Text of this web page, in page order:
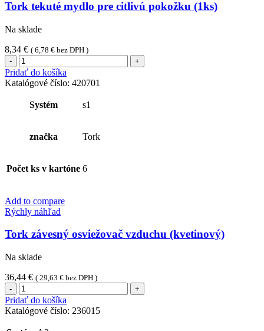
Tork tekuté mydlo pre citlivú pokožku (1ks)
Na sklade
8,34 € ( 6,78 € bez DPH )
množstvo
Tork
tekuté
mydlo
citlivú
(1ks)
Pridať do košíka
Katalógové číslo: 420701
Systém s1
značka Tork
Počet ks v kartóne 6
Add to compare
Rýchly náhľad
Tork závesný osviežovač vzduchu (kvetinový)
Na sklade
36,44 € ( 29,63 € bez DPH )
množstvo
Tork
závesný
osviežovač
Pridať do košíka
Katalógové číslo: 236015